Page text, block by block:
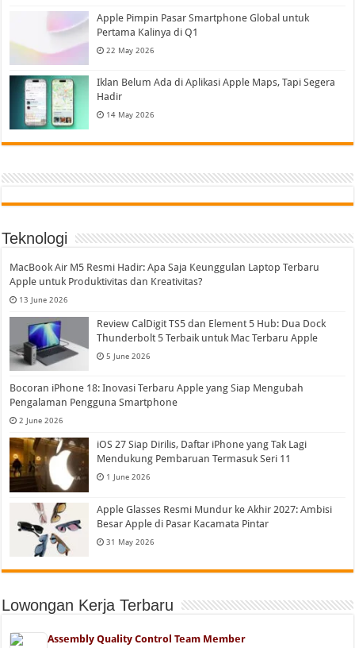
Apple Pimpin Pasar Smartphone Global untuk
Pertama Kalinya di Q1
22 May 2026
Iklan Belum Ada di Aplikasi Apple Maps, Tapi Segera
Hadir
14 May 2026
Teknologi
MacBook Air M5 Resmi Hadir: Apa Saja Keunggulan Laptop Terbaru
Apple untuk Produktivitas dan Kreativitas?
13 June 2026
Review CalDigit TS5 dan Element 5 Hub: Dua Dock
Thunderbolt 5 Terbaik untuk Mac Terbaru Apple
5 June 2026
Bocoran iPhone 18: Inovasi Terbaru Apple yang Siap Mengubah
Pengalaman Pengguna Smartphone
2 June 2026
iOS 27 Siap Dirilis, Daftar iPhone yang Tak Lagi
Mendukung Pembaruan Termasuk Seri 11
1 June 2026
Apple Glasses Resmi Mundur ke Akhir 2027: Ambisi
Besar Apple di Pasar Kacamata Pintar
31 May 2026
Lowongan Kerja Terbaru
Assembly Quality Control Team Member